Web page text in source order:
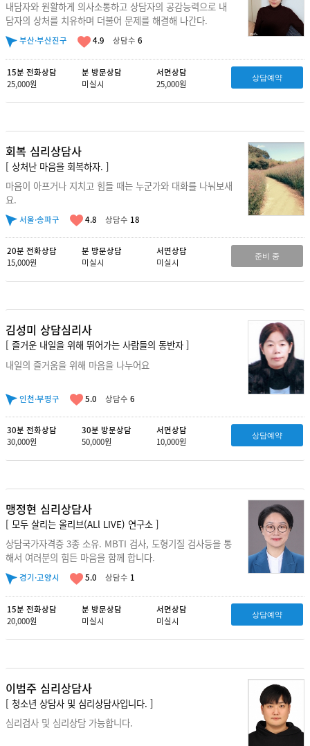
내담자와 원활하게 의사소통하고 상담자의 공감능력으로 내
담자의 상처를 치유하며 더불어 문제를 해결해 나간다.
부산·부산진구 4.9 상담수 6
15분 전화상담
25,000원
분 방문상담
미실시
서면상담
25,000원
상담예약
회복 심리상담사
[ 상처난 마음을 회복하자. ]
마음이 아프거나 지치고 힘들 때는 누군가와 대화를 나눠보새
요.
서울·송파구 4.8 상담수 18
20분 전화상담
15,000원
분 방문상담
미실시
서면상담
미실시
준비 중
김성미 상담심리사
[ 즐거운 내일을 위해 뛰어가는 사람들의 동반자 ]
내일의 즐거움을 위해 마음을 나누어요
인천·부평구 5.0 상담수 6
30분 전화상담
30,000원
30분 방문상담
50,000원
서면상담
10,000원
상담예약
맹정현 심리상담사
[ 모두 살리는 올리브(ALl LIVE) 연구소 ]
상담국가자격증 3종 소유. MBTI 검사, 도형기질 검사등을 통
해서 여러분의 힘든 마음을 함께 합니다.
경기·고양시 5.0 상담수 1
15분 전화상담
20,000원
분 방문상담
미실시
서면상담
미실시
상담예약
이범주 심리상담사
[ 청소년 상담사 및 심리상담사입니다. ]
심리검사 및 심리상담 가능합니다.